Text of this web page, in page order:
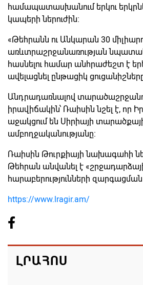
համապատասխանում երկու
կապերի ներուժին։
«Թեհրանն ու Անկարան 30
առևտրաշրջանառության
հասնելու համար անհրաժեշտ է
ավելացնել ընթացիկ
Անդրադառնալով
իրավիճակին՝ Ռաիսին նշել է, որ
աջակցում են Սիրիայի
ամբողջականությանը։
Ռաիսին Թուրքիայի նախագահի
Թեհրան անվանել է
հարաբերությունների զարգացման
https://www.lragir.am/
ԼՐԱՀՈՍ